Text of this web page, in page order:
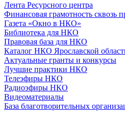
Лента Ресурсного центра
Финансовая грамотность сквозь
Газета «Окно в НКО»
Библиотека для НКО
Правовая база для НКО
Каталог НКО Ярославской
Актуальные гранты и конкурсы
Лучшие практики НКО
Телеэфиры НКО
Радиоэфиры НКО
Видеоматериалы
База благотворительных